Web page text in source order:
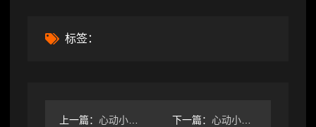
标签：
上一篇： 心动小镇全小镇最新徽章获取方式来啦~！ 下一篇： 心动小镇心动小镇小知识